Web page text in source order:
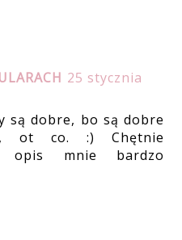
25 stycznia
są dobre, bo są dobre
ot co. :) Chętnie
opis mnie bardzo